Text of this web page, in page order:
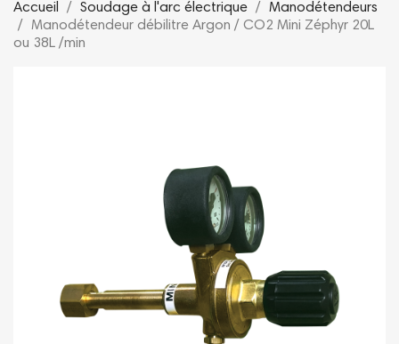
Accueil Soudage à l'arc électrique
Manodétendeurs
Manodétendeur débilitre Argon / CO2 Mini Zéphyr 20L
ou 38L /min